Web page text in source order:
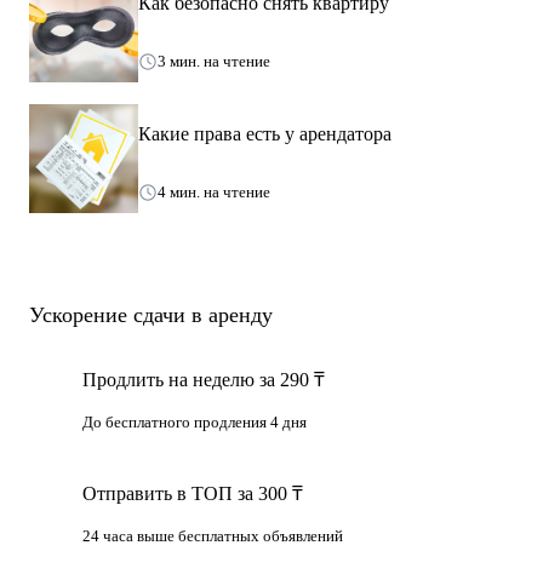
3 мин. на чтение
Какие права есть у арендатора
4 мин. на чтение
Ускорение сдачи в аренду
Продлить на неделю за 290 ₸
До бесплатного продления 4 дня
Отправить в ТОП за 300 ₸
24 часа выше бесплатных объявлений